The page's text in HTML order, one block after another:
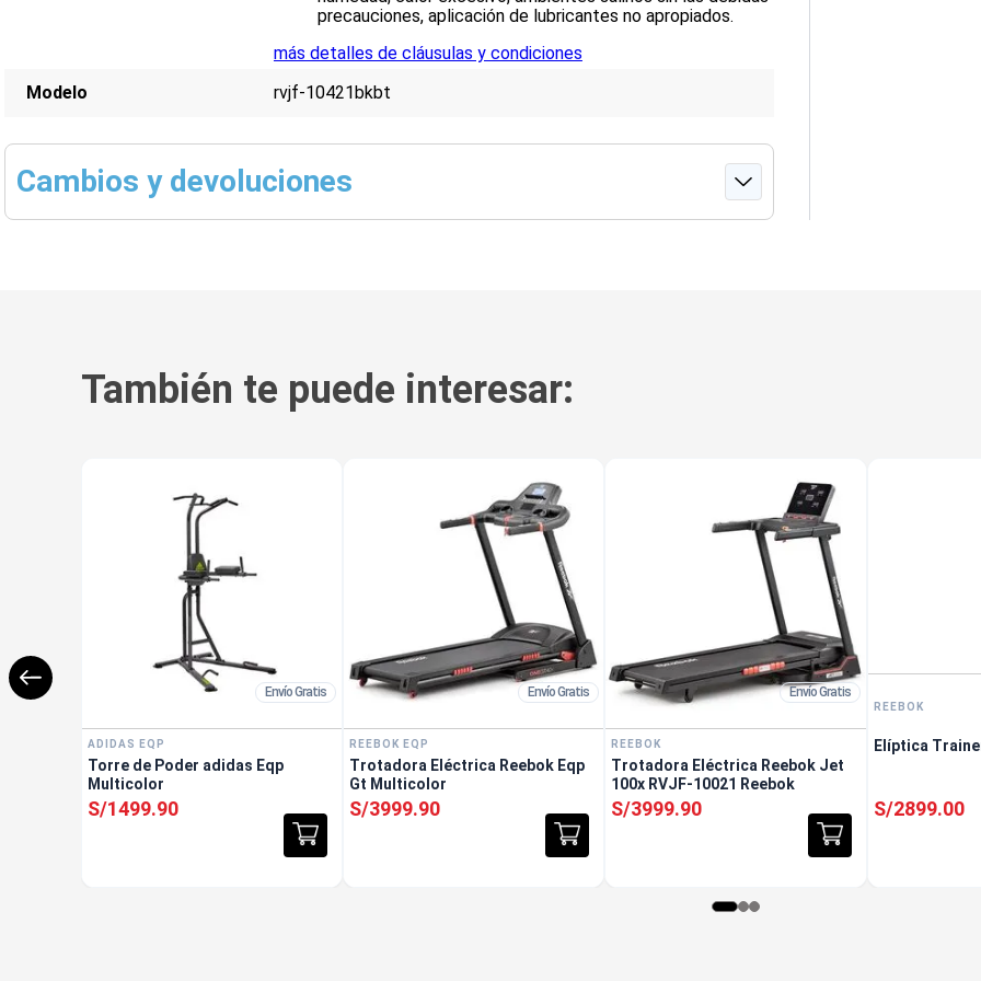
precauciones, aplicación de lubricantes no apropiados.
más detalles de cláusulas y condiciones
Modelo
rvjf-10421bkbt
Cambios y devoluciones
También te puede interesar:
Envío Gratis
ADIDAS EQP
Torre de Poder adidas Eqp
Multicolor
S/1499.90
Envío Gratis
REEBOK EQP
Trotadora Eléctrica Reebok Eqp
Gt Multicolor
S/3999.90
Envío Gratis
REEBOK
Trotadora Eléctrica Reebok Jet
100x RVJF-10021 Reebok
S/3999.90
REEBOK
Elíptica
S/2899.00